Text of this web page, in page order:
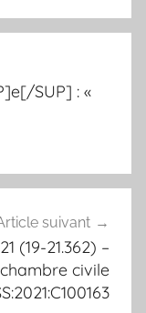
SUP] : «
suivant
(19-21.362) –
civile